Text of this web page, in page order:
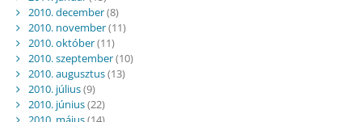
2010. december(8)
2010. november(11)
2010. október(11)
2010. szeptember(10)
2010. augusztus(13)
2010. július(9)
2010. június(22)